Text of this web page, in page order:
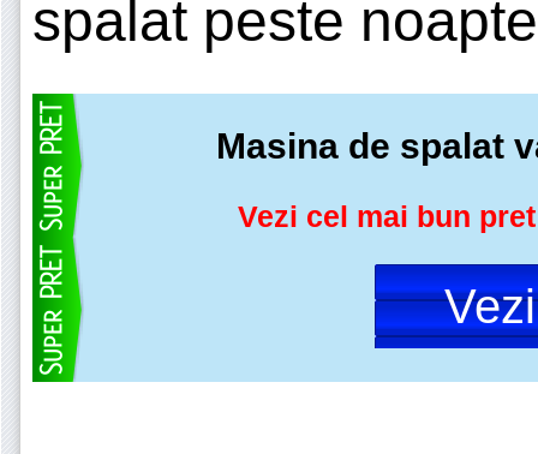
spalat peste
Masina de spalat
Vezi cel mai bun